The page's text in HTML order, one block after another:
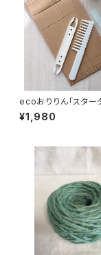
ecoおりりん「スター
¥1,980